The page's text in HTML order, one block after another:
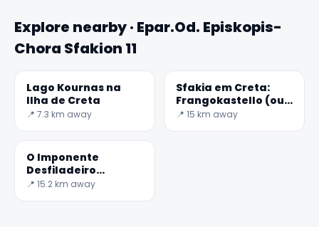
Explore nearby · Epar.Od. Episkopis-
Chora Sfakion 11
Lago Kournas na
Ilha de Creta
📍 7.3 km away
Sfakia em Creta:
Frangokastello (ou
Frangocastello)
📍 15 km away
O Imponente
Desfiladeiro
Kourtaliotiko
📍 15.2 km away
✕